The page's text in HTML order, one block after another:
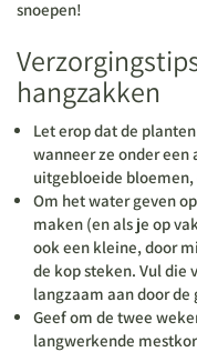
snoepen!
hangzakken
Let erop dat de
wanneer ze onder
uitgebloeide bloemen,
Om het water geven
maken (en als je op
ook een kleine, door
de kop steken. Vul die
langzaam aan door
Geef om de twee
langwerkende